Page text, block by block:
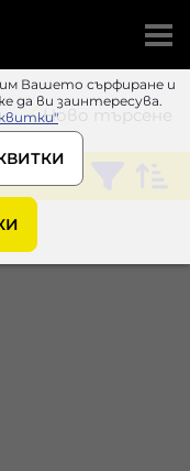
Вашето сърфиране и
да ви заинтересува.
Ново търсене